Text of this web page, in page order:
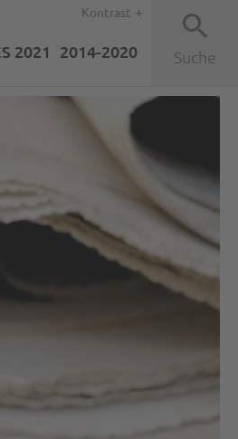
2021 2014-2020 Suche
Kontrast